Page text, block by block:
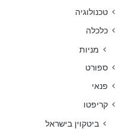
טכנולוגיה
כלכלה
מניות
ספורט
פנאי
קריפטו
ביטקוין בישראל